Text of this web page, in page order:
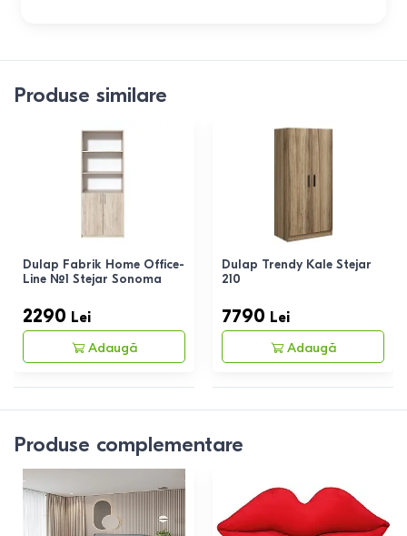
Produse similare
Dulap Fabrik Home Office-
Line №1 Stejar Sonoma
2290 Lei
Adaugă
Dulap Trendy Kale Stejar
210
7790 Lei
Adaugă
Produse complementare